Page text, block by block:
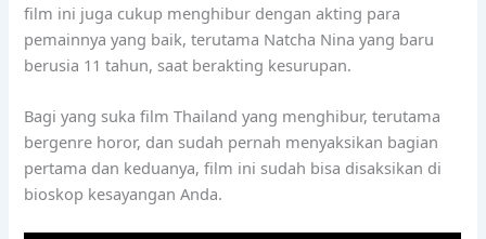
film ini juga cukup menghibur dengan akting para
pemainnya yang baik, terutama Natcha Nina yang baru
berusia 11 tahun, saat berakting kesurupan.
Bagi yang suka film Thailand yang menghibur, terutama
bergenre horor, dan sudah pernah menyaksikan bagian
pertama dan keduanya, film ini sudah bisa disaksikan di
bioskop kesayangan Anda.